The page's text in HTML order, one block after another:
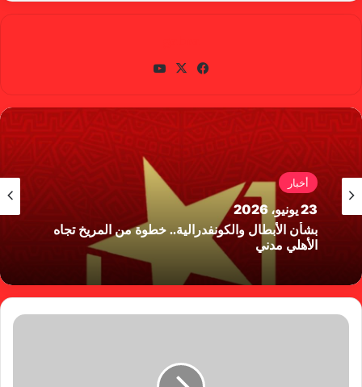
في
وك
X
أخبار
23 يونيو، 2026
بشأن الأبطال والكونفدرالية.. خطوة من المريخ تجاه
الأهلي مدني